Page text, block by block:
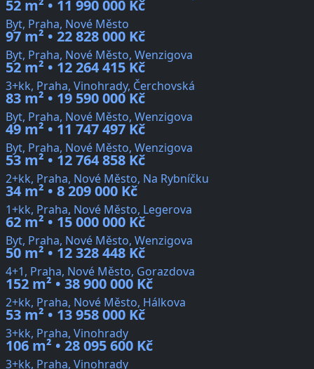
52 m² • 11 990 000 Kč
Byt, Praha, Nové Město
97 m² • 22 828 000 Kč
Byt, Praha, Nové Město, Wenzigova
52 m² • 12 264 415 Kč
3+kk, Praha, Vinohrady, Čerchovská
83 m² • 19 590 000 Kč
Byt, Praha, Nové Město, Wenzigova
49 m² • 11 747 497 Kč
Byt, Praha, Nové Město, Wenzigova
53 m² • 12 764 858 Kč
2+kk, Praha, Nové Město, Na Rybníčku
34 m² • 8 209 000 Kč
1+kk, Praha, Nové Město, Legerova
62 m² • 15 000 000 Kč
Byt, Praha, Nové Město, Wenzigova
50 m² • 12 328 448 Kč
4+1, Praha, Nové Město, Gorazdova
152 m² • 38 900 000 Kč
2+kk, Praha, Nové Město, Hálkova
53 m² • 13 958 000 Kč
3+kk, Praha, Vinohrady
106 m² • 28 095 600 Kč
3+kk, Praha, Vinohrady